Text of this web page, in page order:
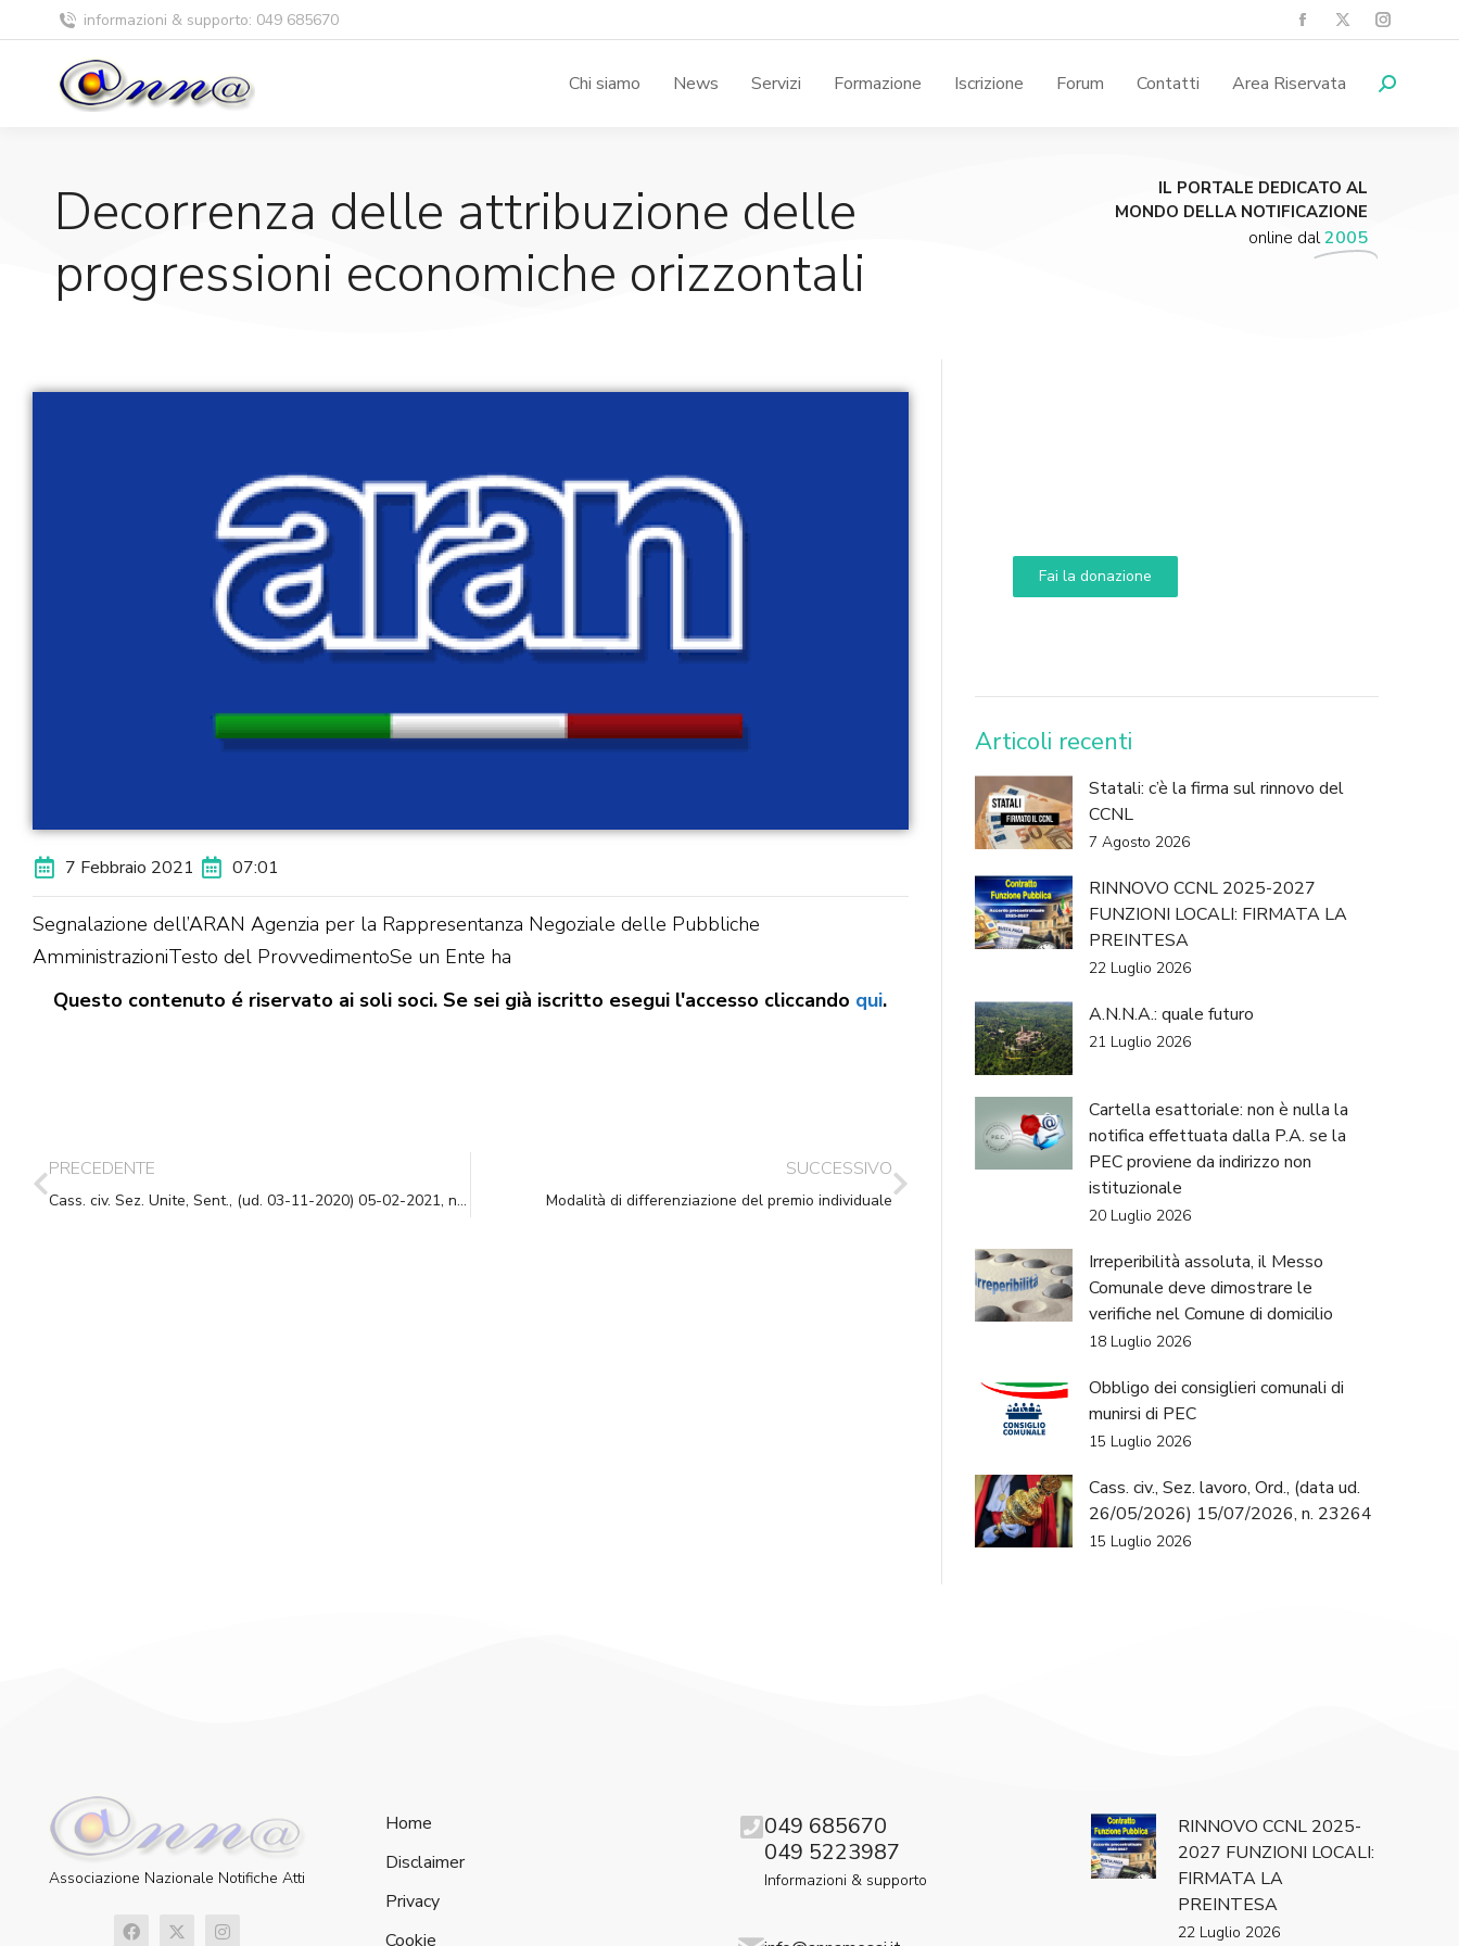
informazioni & supporto: 049 685670
Chi siamo News Servizi Formazione Iscrizione Forum Contatti Area Riservata
Decorrenza delle attribuzione delle
progressioni economiche orizzontali
IL PORTALE DEDICATO AL
MONDO DELLA NOTIFICAZIONE
online dal2005
7 Febbraio 2021 07:01
Segnalazione dell’ARAN Agenzia per la Rappresentanza Negoziale delle Pubbliche
AmministrazioniTesto del ProvvedimentoSe un Ente ha
Questo contenuto é riservato ai soli soci. Se sei già iscritto esegui l'accesso cliccando qui.
PRECEDENTE
Cass. civ. Sez. Unite, Sent., (ud. 03-11-2020) 05-02-2021, n. 2866
SUCCESSIVO
Modalità di differenziazione del premio individuale
Fai la donazione
DONA
Articoli recenti
Statali: c’è la firma sul rinnovo del
CCNL
7 Agosto 2026
RINNOVO CCNL 2025-2027
FUNZIONI LOCALI: FIRMATA LA
PREINTESA
22 Luglio 2026
A.N.N.A.: quale futuro
21 Luglio 2026
Cartella esattoriale: non è nulla la
notifica effettuata dalla P.A. se la
PEC proviene da indirizzo non
istituzionale
20 Luglio 2026
Irreperibilità assoluta, il Messo
Comunale deve dimostrare le
verifiche nel Comune di domicilio
18 Luglio 2026
Obbligo dei consiglieri comunali di
munirsi di PEC
15 Luglio 2026
Cass. civ., Sez. lavoro, Ord., (data ud.
26/05/2026) 15/07/2026, n. 23264
15 Luglio 2026
Associazione Nazionale Notifiche Atti
Home
Disclaimer
Privacy
Cookie
049 685670
049 5223987
Informazioni & supporto
RINNOVO CCNL 2025-
2027 FUNZIONI LOCALI:
FIRMATA LA
PREINTESA
22 Luglio 2026